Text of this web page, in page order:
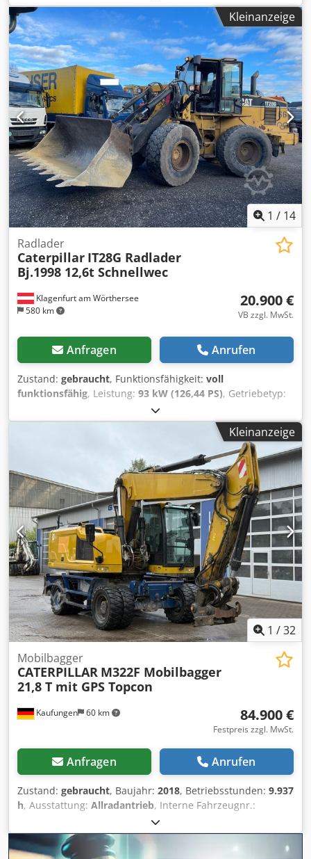
Sokr
Kleinanzeige
1 / 14
Klagenfurt am Wörthersee
580 km
Radlader
Caterpillar IT28G Radlader
Bj.1998 12,6t Schnellwec
20.900 €
VB zzgl. MwSt.
Anfragen Anrufen
Zustand: gebraucht, Funktionsfähigkeit: voll
funktionsfähig, Leistung: 93 kW (126,44 PS), Getriebetyp:
Diesel
Betriebsgewicht:12.600 kg, Achsen-Konfiguration:4x4,
, Betriebsstunden:
, Ausstattung:
Allradantrieb,
, RADLADER CATERPILLAR IT28G
Schnellwechselsystem! Palettengabel gegen Aufpreis.
Dksdpfx Aji Tmhpol Sor 17762 Betriebsstunden 12600 kg
Eigengewicht 93KW Produkt Nummer: 9AR00289
Technisch in Ordnung! Tel. 44
Kleinanzeige
1 /32
Kaufungen 60 km
Mobilbagger
CATERPILLAR M322F Mobilbagger
21,8 T mit GPS Topcon
84.900 €
Festpreis zzgl. MwSt.
Anfragen Anrufen
Zustand: gebraucht, Baujahr: 2018, Betriebsstunden: 9.937
h, Ausstattung: Allradantrieb, Interne Fahrzeugnr.:
G400152 Ab sofort zur Verfügung auf unserem Hof in
Kaufungen Mehr INFO unter: * Golec Nutzfahrzeuge
GmbH (Deutsch, English, Bulgarisch, Russisch) * Viktoria